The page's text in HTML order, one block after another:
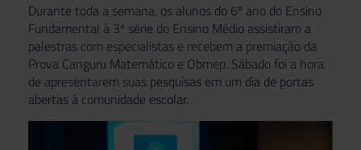
Durante toda a semana, os alunos do 6º ano do Ensino
Fundamental à 3ª série do Ensino Médio assistiram a
palestras com especialistas e recebem a premiação da
Prova Canguru Matemático e Obmep. Sábado foi a hora
de apresentarem suas pesquisas em um dia de portas
abertas à comunidade escolar.